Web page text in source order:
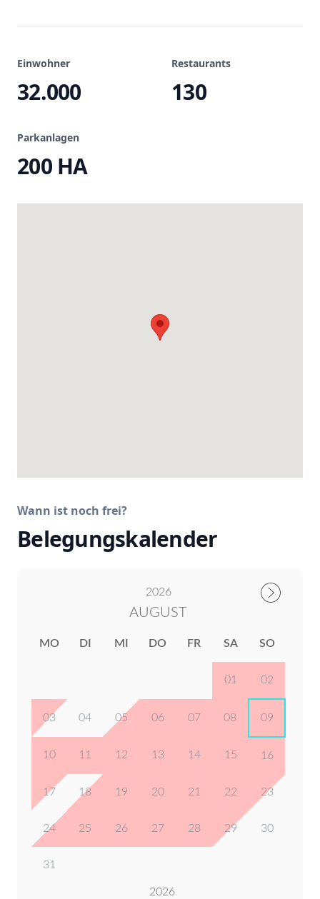
Einwohner
32.000
Restaurants
130
Parkanlagen
200 HA
Wann ist noch frei?
Belegungskalender
2026
AUGUST
MO DI MI DO FR SA SO
01 02
03 04 05 06 07 08 09
10 11 12 13 14 15 16
17 18 19 20 21 22 23
24 25 26 27 28 29 30
31
2026